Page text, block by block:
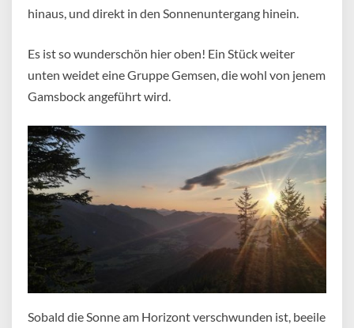
hinaus, und direkt in den Sonnenuntergang hinein.
Es ist so wunderschön hier oben! Ein Stück weiter
unten weidet eine Gruppe Gemsen, die wohl von jenem
Gamsbock angeführt wird.
Sobald die Sonne am Horizont verschwunden ist, beeile